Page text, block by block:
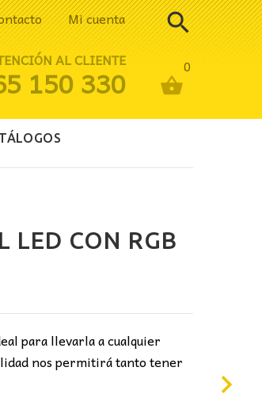
Mi cuenta
0
AL CLIENTE
150 330
LED CON RGB
para llevarla a cualquier
nos permitirá tanto tener